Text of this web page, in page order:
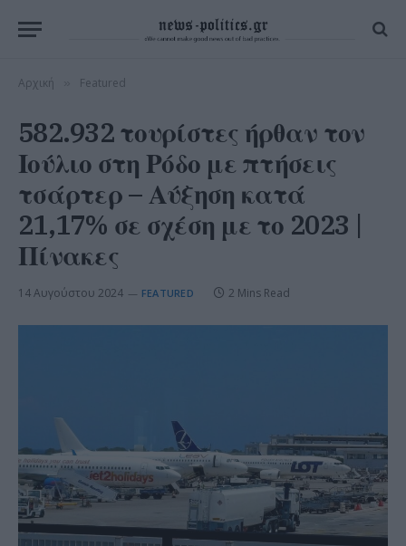
Αρχική Featured
582.932 τουρίστες ήρθαν τον
Ιούλιο στη Ρόδο με πτήσεις
τσάρτερ – Αύξηση κατά
21,17% σε σχέση με το 2023 |
Πίνακες
14 Αυγούστου 2024 FEATURED 2 Mins Read